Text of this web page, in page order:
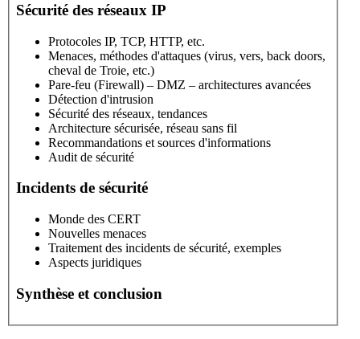
Sécurité des réseaux IP
Protocoles IP, TCP, HTTP, etc.
Menaces, méthodes d'attaques (virus, vers, back doors,
cheval de Troie, etc.)
Pare-feu (Firewall) – DMZ – architectures avancées
Détection d'intrusion
Sécurité des réseaux, tendances
Architecture sécurisée, réseau sans fil
Recommandations et sources d'informations
Audit de sécurité
Incidents de sécurité
Monde des CERT
Nouvelles menaces
Traitement des incidents de sécurité, exemples
Aspects juridiques
Synthèse et conclusion